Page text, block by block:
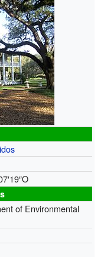
of Environmental